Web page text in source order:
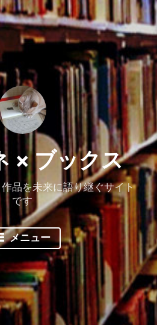
× ブックス
品を未来に語り継ぐサイト
です
メニュー